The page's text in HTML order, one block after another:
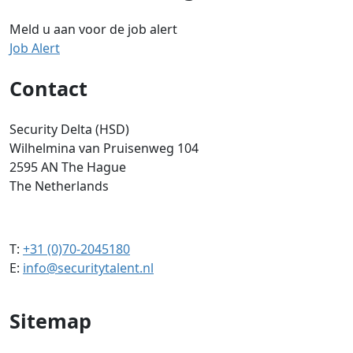
Meld u aan voor de job alert
Job Alert
Contact
Security Delta (HSD)
Wilhelmina van Pruisenweg 104
2595 AN The Hague
The Netherlands
T: +31 (0)70-2045180
E: info@securitytalent.nl
Sitemap